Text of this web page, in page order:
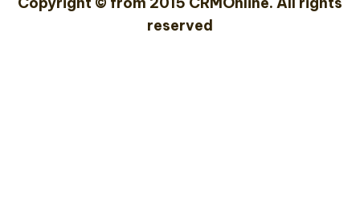
reserved